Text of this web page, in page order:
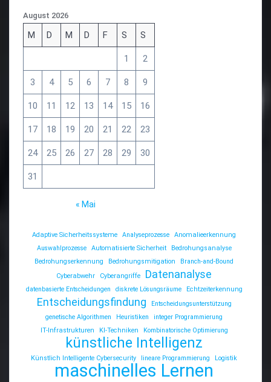
August 2026
M D M D F S S
1 2
3 4 5 6 7 8 9
10 11 12 13 14 15 16
17 18 19 20 21 22 23
24 25 26 27 28 29 30
31
« Mai
Adaptive Sicherheitssysteme Analyseprozesse
Anomalieerkennung
Auswahlprozesse
Automatisierte Sicherheit
Bedrohungsanalyse
Bedrohungserkennung
Bedrohungsmitigation
Branch-and-Bound
Cyberabwehr
Cyberangriffe Datenanalyse
datenbasierte Entscheidungen diskrete Lösungsräume Echtzeiterkennung
Entscheidungsfindung
Entscheidungsunterstützung
genetische Algorithmen
Heuristiken
integer Programmierung
IT-Infrastrukturen
KI-Techniken Kombinatorische Optimierung
künstliche Intelligenz
Künstlich Intelligente Cybersecurity lineare Programmierung Logistik
maschinelles Lernen